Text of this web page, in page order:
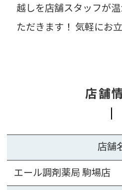
越しを店舗スタッフが
ただきます！ 気軽にお
店舗
店舗
エール調剤薬局 駒場店